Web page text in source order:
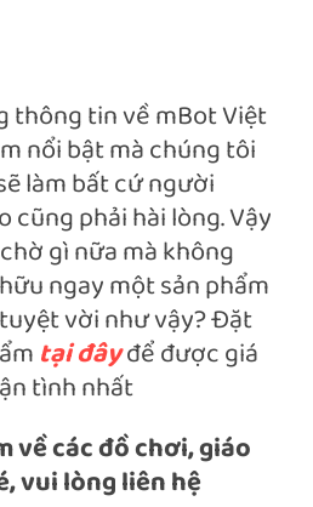
thông tin về mBot Việt
nổi bật mà chúng tôi
làm bất cứ người
cũng phải hài lòng. Vậy
gì nữa mà không
ngay một sản phẩm
vời như vậy? Đặt
tại đâyđể được giá
tình nhất
về các đồ chơi, giáo
vui lòng liên hệ